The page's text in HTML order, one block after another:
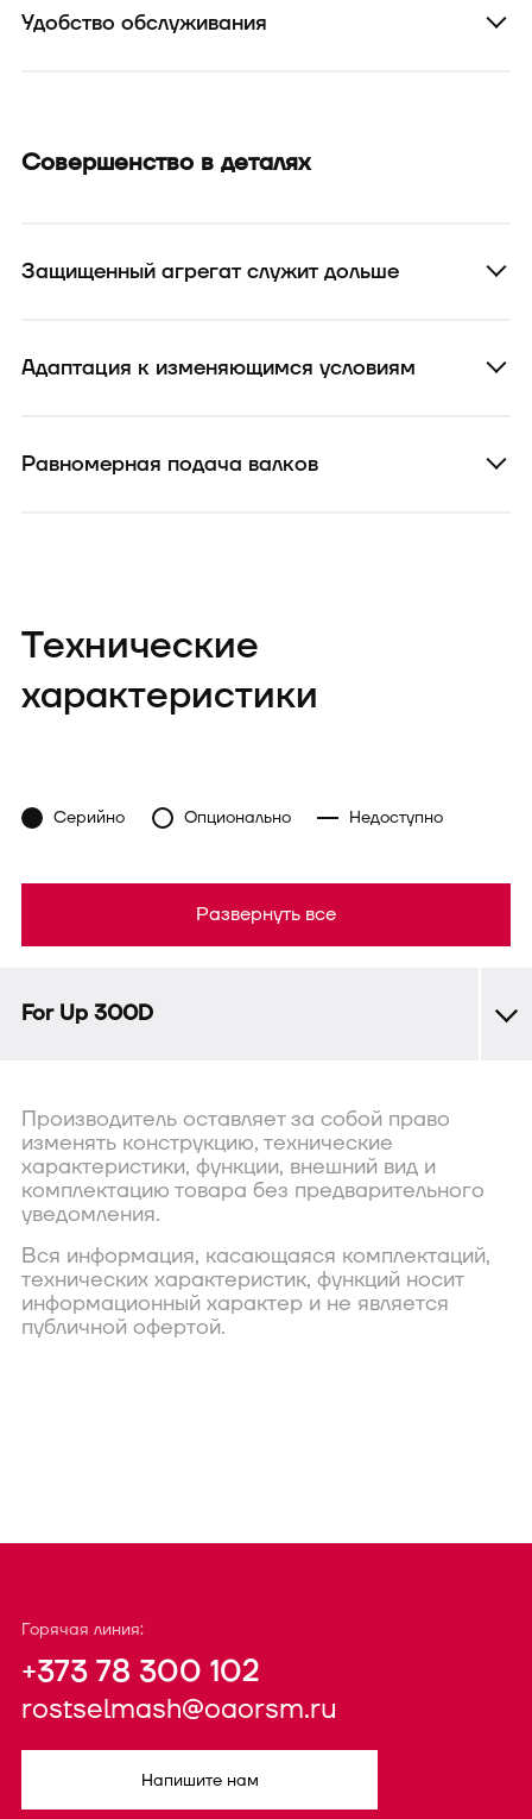
Удобство обслуживания
Совершенство в деталях
Защищенный агрегат служит дольше
Адаптация к изменяющимся условиям
Равномерная подача валков
Технические
характеристики
For Up 300D
Серийно Опционально Недоступно
Развернуть все
Производитель оставляет за собой право
изменять конструкцию, технические
характеристики, функции, внешний вид и
комплектацию товара без предварительного
уведомления.
Вся информация, касающаяся комплектаций,
технических характеристик, функций носит
информационный характер и не является
публичной офертой.
Горячая линия:
+373 78 300 102
rostselmash@oaorsm.ru
Напишите нам